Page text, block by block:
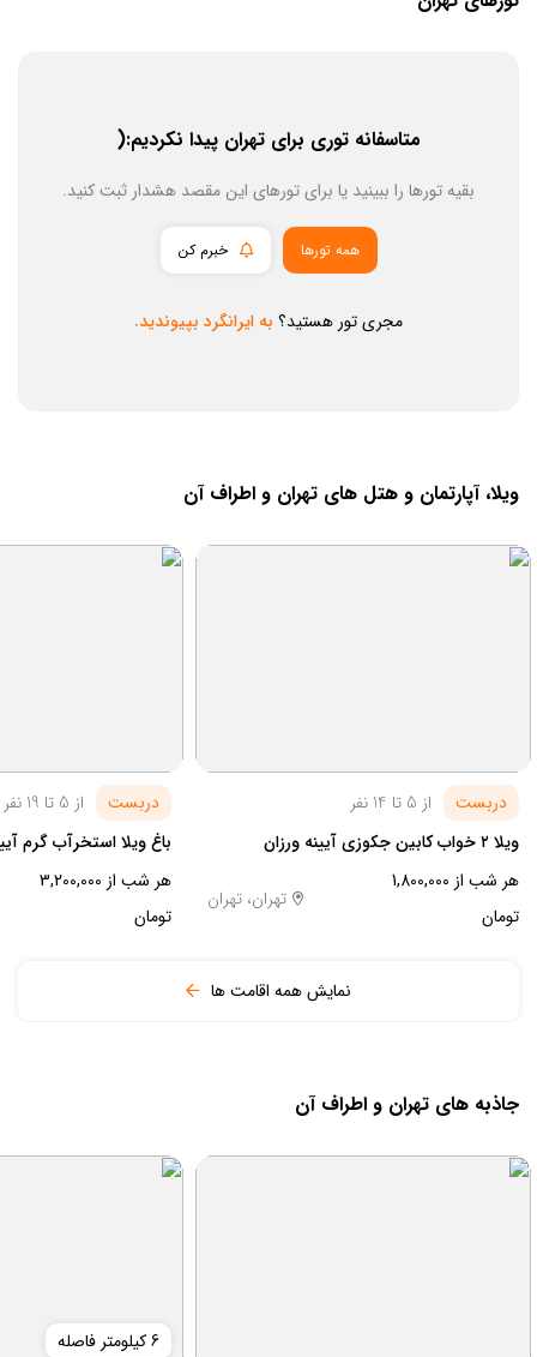
متاسفانه توری برای تهران پیدا نکردیم:(
بقیه تورها را ببینید یا برای تورهای این مقصد هشدار ثبت کنید.
همه تورها خبرم کن
مجری تور هستید؟ به ایرانگرد بپیوندید.
ویلا، آپارتمان و هتل های تهران و اطراف آن
دربست
از 5 تا 14 نفر
ویلا ۲ خواب کابین جکوزی آیینه ورزان
هر شب از 1,800,000
تومان
تهران، تهران
دربست
از 5 تا 19 نفر
باغ ویلا استخرآب گرم
هر شب از 3,200,000
تومان
نمایش همه اقامت ها
جاذبه های تهران و اطراف آن
6 کیلومتر فاصله